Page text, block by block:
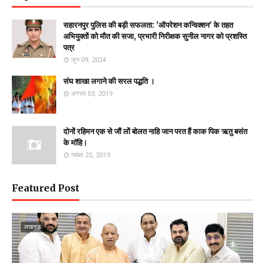
सहारनपुर पुलिस की बड़ी सफलता: 'ऑपरेशन कन्विक्शन' के तहत
अभियुक्तों को मौत की सजा, प्रभारी निरीक्षक सुनील नागर को प्रशस्ति
पत्र
जून 09, 2024
संघ शाखा लगाने की सरल पद्धति ।
अगस्त 03, 2019
दोनों रहिमन एक से जौं लों बोलत नाहि जान परत हैं काक पिक ऋतु बसंत
के माॅहि।
नवंबर 25, 2019
Featured Post
लखनऊ